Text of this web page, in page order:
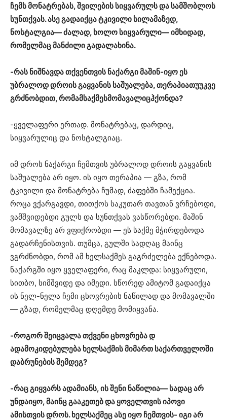
ჩემს მონატრებას, შვილების სიყვარულს და სამშობლოს
სუნთქვას. ასე გადაიქცა ტკივილი სილამაზედ,
ნოსტალგია— ძალად, ხოლო სიყვარული— იმხიდად,
რომელმაც მანძილი გადალახინა.
-რას ნიშნავდა თქვენთვის ნაქარგი მაშინ-იყო ეს
უბრალოდ დროის გაყვანის საშუალება, თერაპიათუუკვე
გრძნობდით, რომამსაქმესმომავალიცჰქონდა?
-ყველაფერი ერთად. მონატრებაც, დარდიც,
სიყვარულიც და ნოსტალგიაც.
იმ დროს ნაქარგი ჩემთვის უბრალოდ დროის გაყვანის
საშუალება არ იყო. ის იყო თერაპია — გზა, რომ
ტკივილი და მონატრება ჩუმად, ძაფებში ჩამექცია.
როცა ვქარგავდი, თითქოს საკუთარ თავთან ვრჩებოდი,
ვამშვიდებდი გულს და სუნთქვას ვასწორებდი. მაშინ
მომავალზე არ ვფიქრობდი — ეს საქმე მჭირდებოდა
გადარჩენისთვის. თუმცა, გულში სადღაც მაინც
ვგრძნობდი, რომ ამ ხელსაქმეს გაგრძელება ექნებოდა.
ნაქარგში იყო ყველაფერი, რაც მაკლდა: სიყვარული,
სითბო, სიმშვიდე და იმედი. სწორედ ამიტომ გადაიქცა
ის ნელ-ნელა ჩემი ცხოვრების ნაწილად და მომავალში
— გზად, რომელმაც დღემდე მომიყვანა.
-როგორ შეიცვალა თქვენი ცხოვრება დ
ადამოკიდებულება ხელსაქმის მიმართ საქართველოში
დაბრუნების შემდეგ?
-რაც გიყვარს ადამიანს, ის შენი ნაწილია— სადაც არ
უნდაიყო, მაინც გააკეთებ და ყოველთვის იპოვი
ამისთვის დროს. ხელსაქმეც ასე იყო ჩემთვის- იგი არ